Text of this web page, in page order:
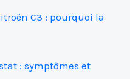
C3 : pourquoi la
: symptômes et